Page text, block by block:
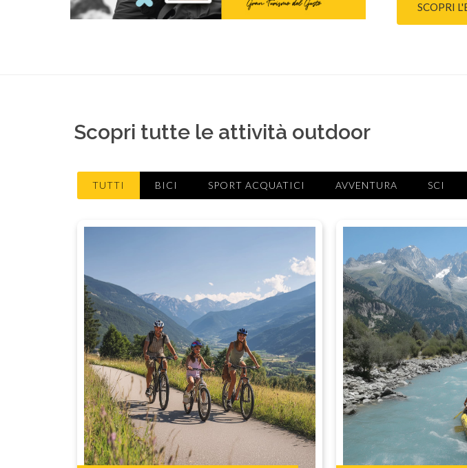
SCOPRI
Scopri tutte le attività outdoor
TUTTI BICI SPORT ACQUATICI AVVENTURA SCI